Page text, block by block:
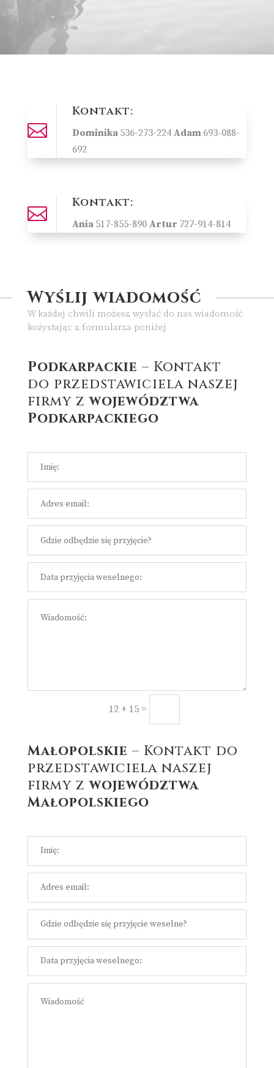

Kontakt:
Dominika 536-273-224 Adam 693-088-
692

Kontakt:
Ania 517-855-890 Artur 727-914-814
Wyślij wiadomość
W każdej chwili możesz wysłać do nas wiadomość
kożystając z formularza poniżej
Podkarpackie – Kontakt
do przedstawiciela naszej
firmy zwojewództwa
Podkarpackiego
12 + 15 =
Małopolskie – Kontakt do
przedstawiciela naszej
firmy zwojewództwa
Małopolskiego